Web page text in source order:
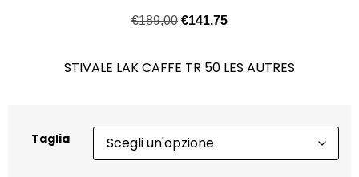
€189,00 €141,75
STIVALE LAK CAFFE TR 50 LES AUTRES
Taglia